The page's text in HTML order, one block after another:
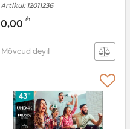
Artikul: 12011236
0,00 ₼
Mövcud deyil